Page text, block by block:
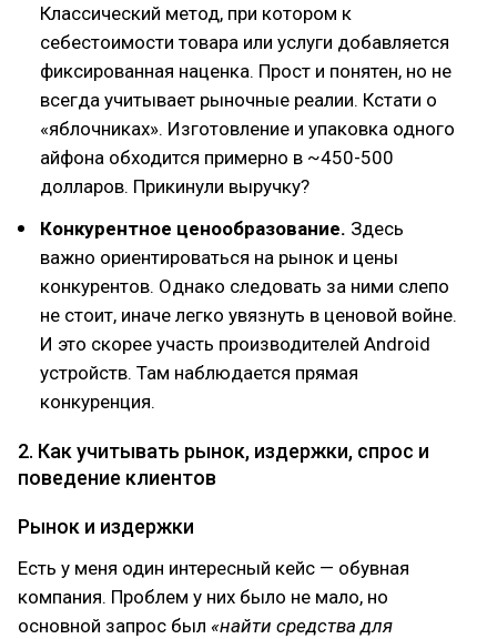
Классический метод, при котором к
себестоимости товара или услуги добавляется
фиксированная наценка. Прост и понятен, но не
всегда учитывает рыночные реалии. Кстати о
«яблочниках». Изготовление и упаковка одного
айфона обходится примерно в ~450-500
долларов. Прикинули выручку?
Конкурентное ценообразование. Здесь
важно ориентироваться на рынок и цены
конкурентов. Однако следовать за ними слепо
не стоит, иначе легко увязнуть в ценовой войне.
И это скорее участь производителей Android
устройств. Там наблюдается прямая
конкуренция.
2. Как учитывать рынок, издержки, спрос и
поведение клиентов
Рынок и издержки
Есть у меня один интересный кейс — обувная
компания. Проблем у них было не мало, но
основной запрос был «найти средства для